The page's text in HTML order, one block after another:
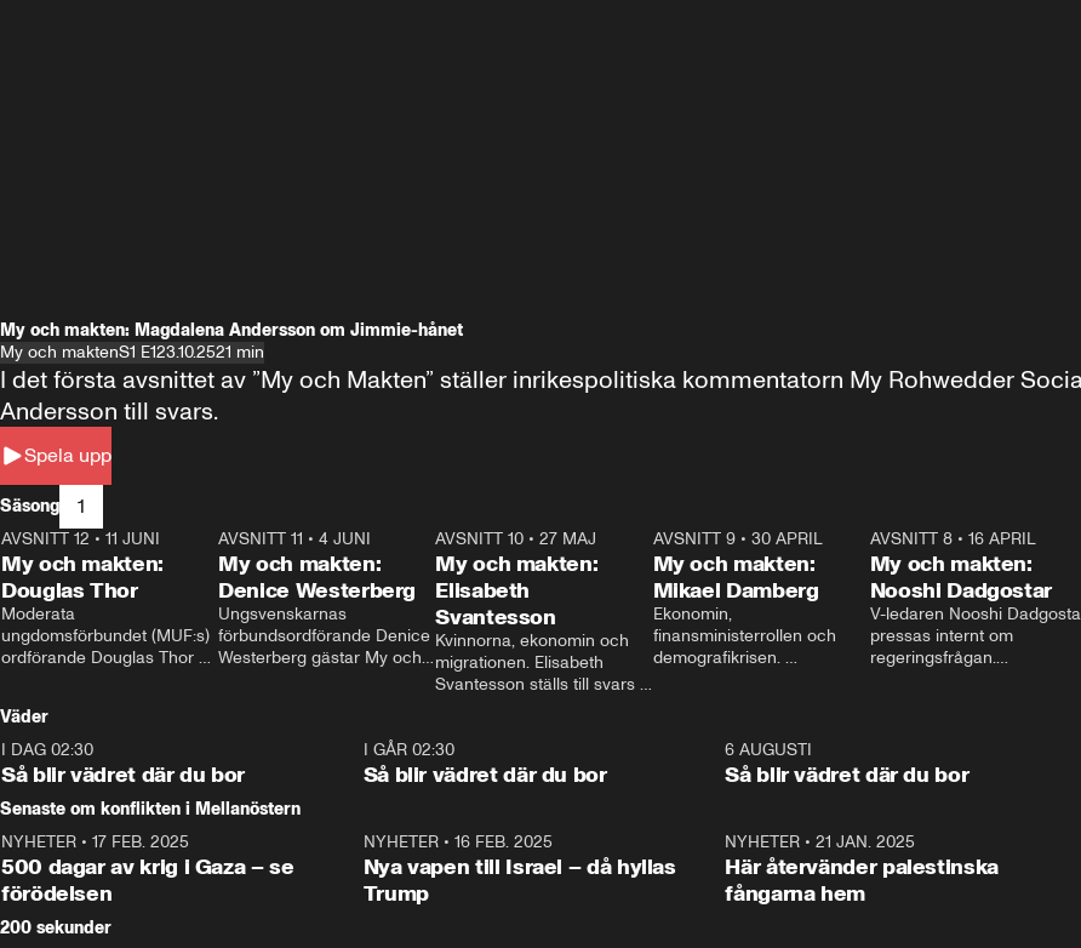
My och makten: Magdalena Andersson om Jimmie-hånet
My och maktenS1 E123.10.2521 min
Spela upp
I det första avsnittet av ”My och Makten” ställer inrikespolitiska kommentatorn My Rohwedder
Andersson till svars.
Säsong 1
26:27
AVSNITT 12 • 11 JUNI
My och makten:
Douglas Thor
Moderata
ungdomsförbundet (MUF:s)
ordförande Douglas Thor
tonårsutvisningarna och hur
Moderaterna ska locka
väljare till valet i höst.
23:40
AVSNITT 11 •4 JUNI
My och makten:
Denice Westerberg
Ungsvenskarnas
förbundsordförande Denice
Westerberg gästar My och
AVSNITT 10 •27 MAJ
My och makten:
Elisabeth
Svantesson
Kvinnorna, ekonomin och
migrationen. Elisabeth
Svantesson ställs till svars
AVSNITT 9• 30 APRIL
My och makten:
Mikael Damberg
Ekonomin,
finansministerrollen och
demografikrisen.
och Makten.
AVSNITT 8• 16 APRIL
My och makten:
Nooshi Dadgostar
V-ledaren Nooshi
pressas internt om
regeringsfrågan.
– Vi ställer upp i val. Ska vi
vara med så sitter vi förstås
Väder
I DAG 02:30
Så blir vädret där du bor
1:06
I GÅR 02:30
Så blir vädret där du bor
6 AUGUSTI
Så blir vädret där du bor
Senaste om konflikten i Mellanöstern
NYHETER • 17 FEB. 2025
500 dagar av krig i Gaza – se
förödelsen
NYHETER• 16 FEB. 2025
Nya vapen till Israel – då hyllas
Trump
NYHETER •21 JAN. 2025
Här återvänder palestinska
fångarna hem
200 sekunder